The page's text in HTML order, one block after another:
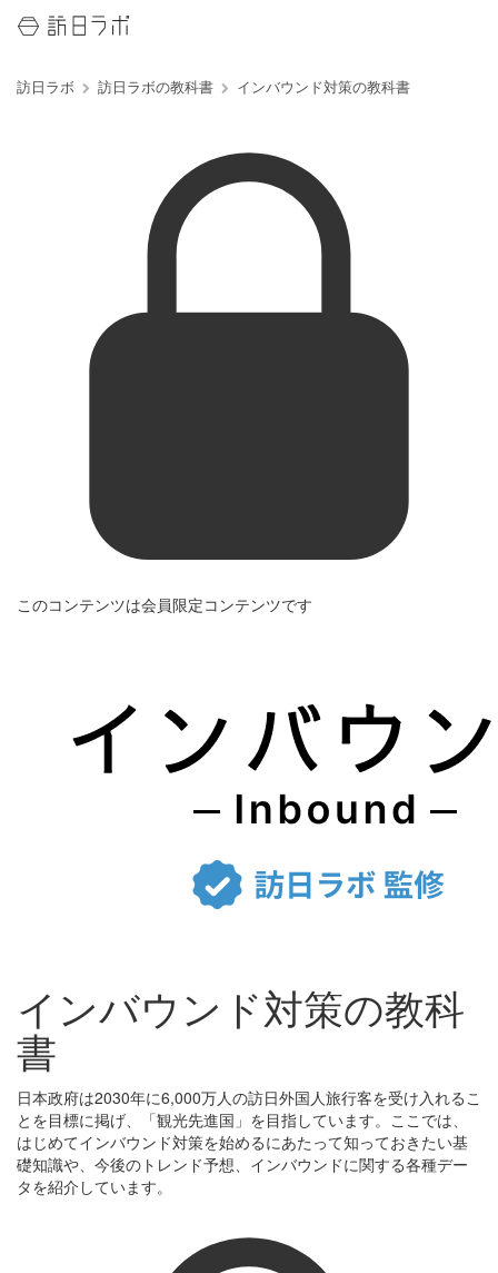
訪日ラボ 訪日ラボの教科書 インバウンド対策の教科書
このコンテンツは会員限定コンテンツです
インバウンド対策の教科
書
日本政府は2030年に6,000万人の訪日外国人旅行客を受け入れるこ
とを目標に掲げ、「観光先進国」を目指しています。ここでは、
はじめてインバウンド対策を始めるにあたって知っておきたい基
礎知識や、今後のトレンド予想、インバウンドに関する各種デー
タを紹介しています。